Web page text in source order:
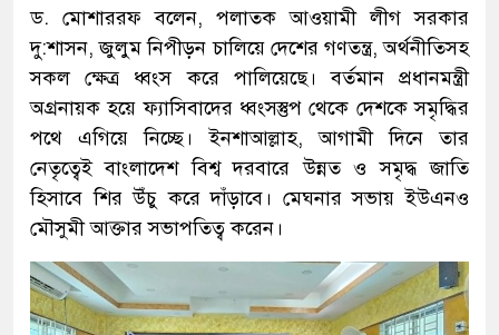
ড. মোশাররফ বলেন, পলাতক আওয়ামী লীগ সরকার
দু:শাসন, জুলুম নিপীড়ন চালিয়ে দেশের গণতন্ত্র, অর্থনীতিসহ
সকল ক্ষেত্র ধ্বংস করে পালিয়েছে। বর্তমান প্রধানমন্ত্রী
অগ্রনায়ক হয়ে ফ্যাসিবাদের ধ্বংসস্তুপ থেকে দেশকে সমৃদ্ধির
পথে এগিয়ে নিচ্ছে। ইনশাআল্লাহ, আগামী দিনে তার
নেতৃত্বেই বাংলাদেশ বিশ্ব দরবারে উন্নত ও সমৃদ্ধ জাতি
হিসাবে শির উঁচু করে দাঁড়াবে। মেঘনার সভায় ইউএনও
মৌসুমী আক্তার সভাপতিত্ব করেন।